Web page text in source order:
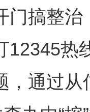
门搞整
12345热
，通过从